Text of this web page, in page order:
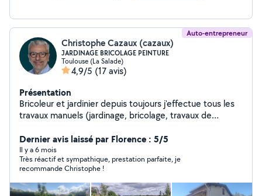
Auto-entrepreneur
Christophe Cazaux (cazaux)
JARDINAGE BRICOLAGE PEINTURE
Toulouse (La Salade)
4,9/5 (17 avis)
Présentation
Bricoleur et jardinier depuis toujours j'effectue tous les
travaux manuels (jardinage, bricolage, travaux de
Dernier avis laissé par Florence : 5/5
Il y a 6 mois
Très réactif et sympathique, prestation parfaite, je
recommande Christophe !